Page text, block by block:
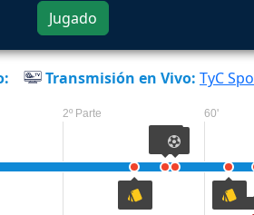
Jugado
Transmisión en Vivo: TyC
2º Parte 60'